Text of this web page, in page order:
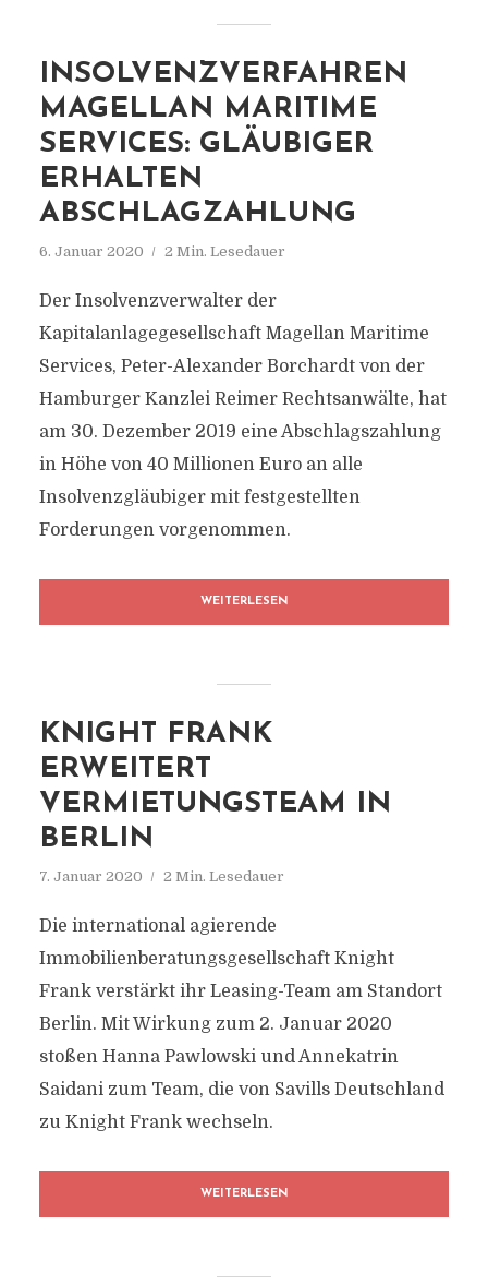
INSOLVENZVERFAHREN
MAGELLAN MARITIME
SERVICES: GLÄUBIGER
ERHALTEN
ABSCHLAGZAHLUNG
6. Januar 2020 2 Min. Lesedauer
Der Insolvenzverwalter der
Kapitalanlagegesellschaft Magellan Maritime
Services, Peter-Alexander Borchardt von der
Hamburger Kanzlei Reimer Rechtsanwälte, hat
am 30. Dezember 2019 eine Abschlagszahlung
in Höhe von 40 Millionen Euro an alle
Insolvenzgläubiger mit festgestellten
Forderungen vorgenommen.
WEITERLESEN
KNIGHT FRANK
ERWEITERT
VERMIETUNGSTEAM IN
BERLIN
7. Januar 2020 2 Min. Lesedauer
Die international agierende
Immobilienberatungsgesellschaft Knight
Frank verstärkt ihr Leasing-Team am Standort
Berlin. Mit Wirkung zum 2. Januar 2020
stoßen Hanna Pawlowski und Annekatrin
Saidani zum Team, die von Savills Deutschland
zu Knight Frank wechseln.
WEITERLESEN